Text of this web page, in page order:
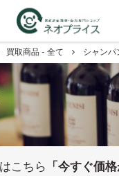
ス
買取商品 - 全て シャンパ
こちら 「今すぐ価